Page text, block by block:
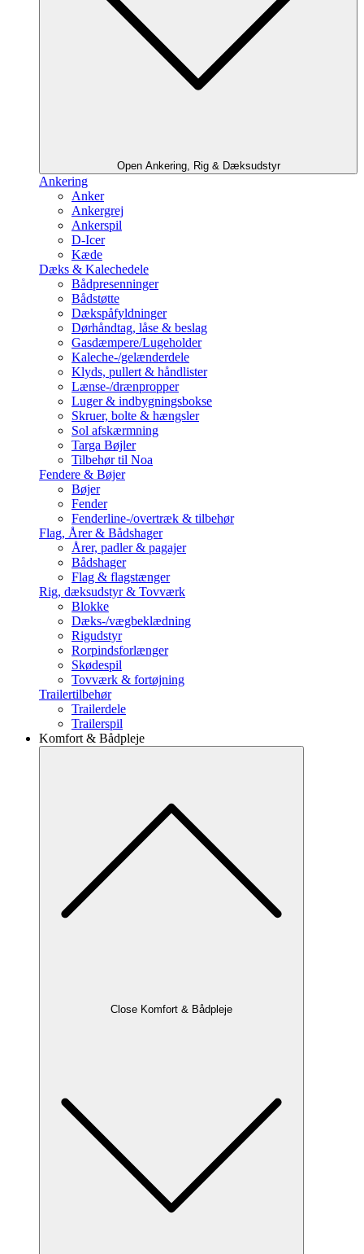
Open Ankering, Rig & Dæksudstyr
Ankering
Anker
Ankergrej
Ankerspil
D-Icer
Kæde
Dæks & Kalechedele
Bådpresenninger
Bådstøtte
Dækspåfyldninger
Dørhåndtag, låse & beslag
Gasdæmpere/Lugeholder
Kaleche-/gelænderdele
Klyds, pullert & håndlister
Lænse-/drænpropper
Luger & indbygningsbokse
Skruer, bolte & hængsler
Sol afskærmning
Targa Bøjler
Tilbehør til Noa
Fendere & Bøjer
Bøjer
Fender
Fenderline-/overtræk & tilbehør
Flag, Årer & Bådshager
Årer, padler & pagajer
Bådshager
Flag & flagstænger
Rig, dæksudstyr & Tovværk
Blokke
Dæks-/vægbeklædning
Rigudstyr
Rorpindsforlænger
Skødespil
Tovværk & fortøjning
Trailertilbehør
Trailerdele
Trailerspil
Komfort & Bådpleje
Close Komfort & Bådpleje